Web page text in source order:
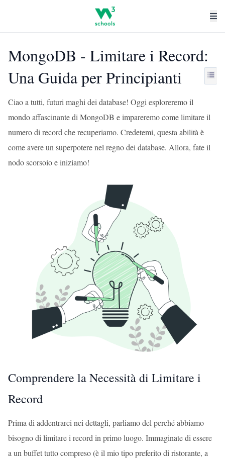
MongoDB - Limitare i Record:
Una Guida per Principianti
Ciao a tutti, futuri maghi dei database! Oggi esploreremo il
mondo affascinante di MongoDB e impareremo come limitare il
numero di record che recuperiamo. Credetemi, questa abilità è
come avere un superpotere nel regno dei database. Allora, fate il
nodo scorsoio e iniziamo!
Comprendere la Necessità di Limitare i
Record
Prima di addentrarci nei dettagli, parliamo del perché abbiamo
bisogno di limitare i record in primo luogo. Immaginate di essere
a un buffet tutto compreso (è il mio tipo preferito di ristorante, a